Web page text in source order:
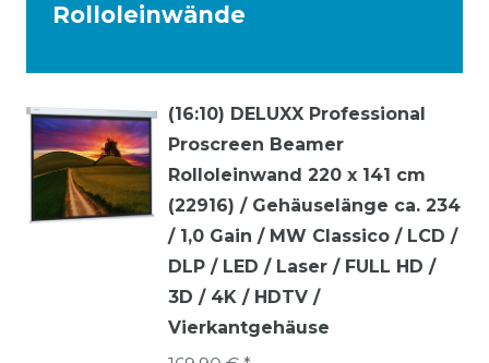
Rolloleinwände
(16:10) DELUXX Professional
Proscreen Beamer
Rolloleinwand 220 x 141 cm
(22916) / Gehäuselänge ca. 234
/ 1,0 Gain / MW Classico / LCD /
DLP / LED / Laser / FULL HD /
3D / 4K / HDTV /
Vierkantgehäuse